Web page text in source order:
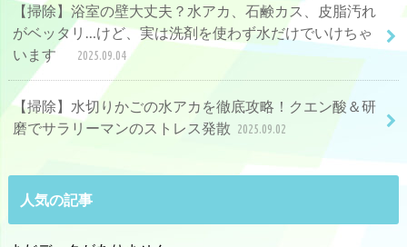
【掃除】浴室の壁大丈夫？水アカ、石鹸カス、皮脂汚れ
がベッタリ…けど、実は洗剤を使わず水だけでいけちゃ
います
2025.09.04
【掃除】水切りかごの水アカを徹底攻略！クエン酸＆研
磨でサラリーマンのストレス発散 2025.09.02
人気の記事